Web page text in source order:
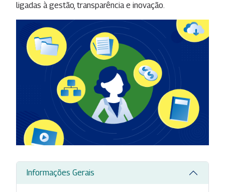
ligadas à gestão, transparência e inovação.
Informações Gerais